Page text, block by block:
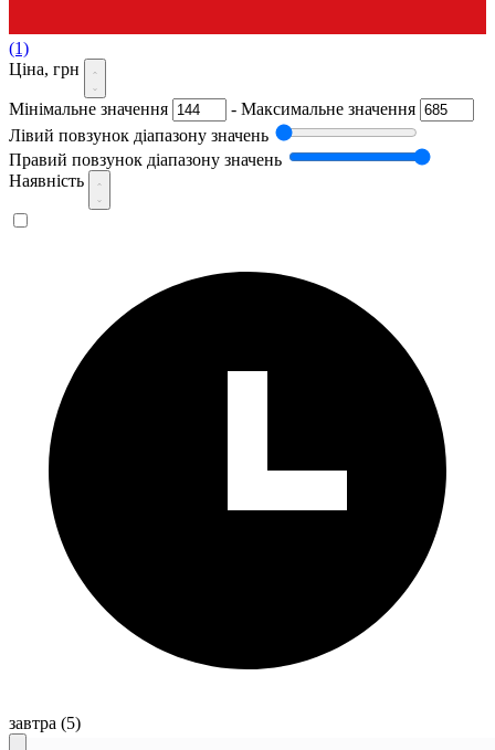
(1)
Ціна, грн
Мінімальне значення - Максимальне значення
Лівий повзунок діапазону значень
Правий повзунок діапазону значень
Наявність
завтра (5)